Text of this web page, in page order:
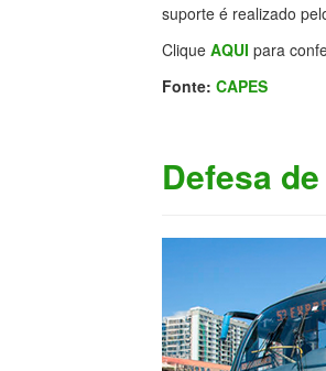
suporte é realizado
Clique AQUI para
Fonte: CAPES
Defesa